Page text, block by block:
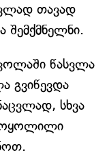
თავად
შემქმნელნი.
წასვლა
გვიწევდა
სხვა